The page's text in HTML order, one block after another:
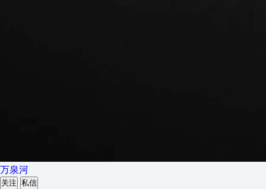
万泉河
关注 私信